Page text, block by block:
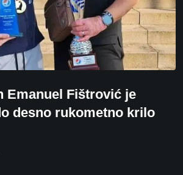
Emanuel Fištrović je
desno rukometno krilo